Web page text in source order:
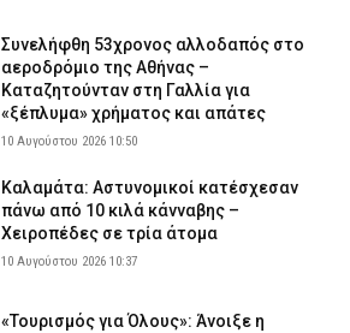
Συνελήφθη 53χρονος αλλοδαπός στο
αεροδρόμιο της Αθήνας –
Καταζητούνταν στη Γαλλία για
«ξέπλυμα» χρήματος και απάτες
10 Αυγούστου 2026 10:50
Καλαμάτα: Αστυνομικοί κατέσχεσαν
πάνω από 10 κιλά κάνναβης –
Χειροπέδες σε τρία άτομα
10 Αυγούστου 2026 10:37
«Τουρισμός για Όλους»: Άνοιξε η